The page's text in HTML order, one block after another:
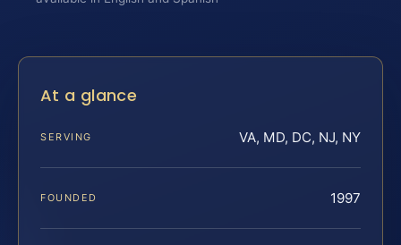
At a glance
SERVING VA, MD, DC, NJ, NY
FOUNDED 1997